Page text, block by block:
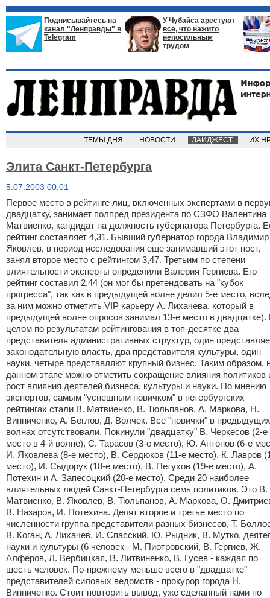
Подписывайтесь на
канал "Ленправды" в
Telegram
У Чубайса арестуют
все, что нажито
непосильным
трудом
ТЕМЫ ДНЯ НОВОСТИ ДАЙДЖЕСТ ИХ
Элита Санкт-Петербурга
5.07.2003 00:01
Первое место в рейтинге лиц, включенных экспертами в
двадцатку, занимает полпред президента по СЗФО Валентина
Матвиенко, кандидат на должность губернатора Петербурга.
рейтинг составляет 4,31. Бывший губернатор города Владимир
Яковлев, в период исследования еще занимавший этот пост,
занял второе место с рейтингом 3,47. Третьим по степени
влиятельности эксперты определили Валерия Гергиева. Его
рейтинг составил 2,44 (он мог бы претендовать на "кубок
прогресса", так как в предыдущей волне делил 5-е место,
за ним можно отметить VIP карьеру А. Лихачева, который в
предыдущей волне опросов занимал 13-е место в двадцатке).
целом по результатам рейтингования в топ-десятке два
представителя административных структур, один
законодательную власть, два представителя культуры, один
науки, четыре представляют крупный бизнес. Таким образом,
данном этапе можно отметить сокращение влияния политиков
рост влияния деятелей бизнеса, культуры и науки. По мнению
экспертов, самым "успешным новичком" в петербургских
рейтингах стали В. Матвиенко, В. Тюльпанов, А. Маркова, Н.
Винниченко, А. Беглов, Д. Волчек. Все "новички" в предыдущих
волнах отсутствовали. Покинули "двадцатку" В. Черкесов (2-е
место в 4-й волне), С. Тарасов (3-е место), Ю. Антонов (6-е
И. Яковлева (8-е место), В. Сердюков (11-е место), К. Лавров
место), И. Сыдорук (18-е место), В. Петухов (19-е место), А.
Потехин и А. Запесоцкий (20-е место). Среди 20 наиболее
влиятельных людей Санкт-Петербурга семь политиков. Это В.
Матвиенко, В. Яковлев, В. Тюльпанов, А. Маркова, О.
В. Назаров, И. Потехина. Делят второе и третье место по
численности группа представители разных бизнесов, Т.
В. Коган, А. Лихачев, И. Спасский, Ю. Рыдник, В. Мутко,
науки и культуры (6 человек - М. Пиотровский, В. Гергиев, Ж.
Алферов, Л. Вербицкая, В. Литвиненко, В. Гусев - каждая по
шесть человек. По-прежнему меньше всего в "двадцатке"
представителей силовых ведомств - прокурор города Н.
Винниченко. Стоит повторить вывод, уже сделанный нами по